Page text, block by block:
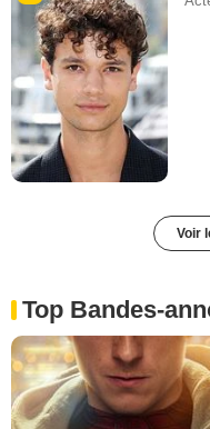
Voir
Top Bandes-